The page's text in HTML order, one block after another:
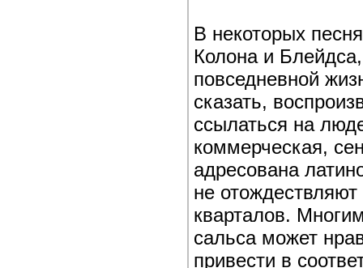
В некоторых
Колона и
повседневной
сказать,
ссылаться на
коммерческая,
адресована
не отождествляют
кварталов.
сальса может
привести в